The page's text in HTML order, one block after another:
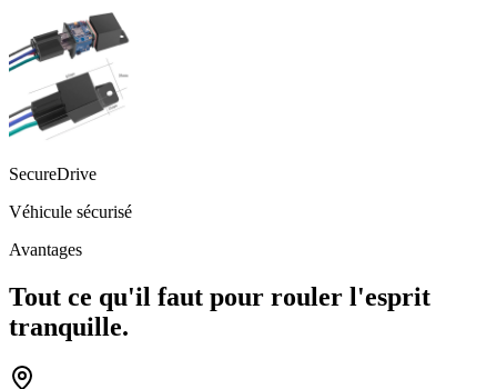
SecureDrive
Véhicule sécurisé
Avantages
Tout ce qu'il faut pour rouler l'esprit
tranquille.